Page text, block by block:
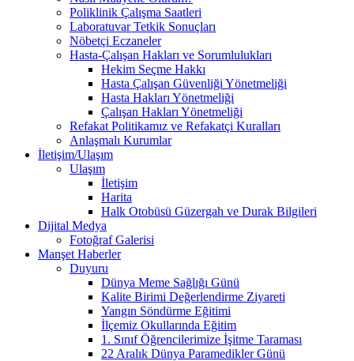
Poliklinik Çalışma Saatleri
Laboratuvar Tetkik Sonuçları
Nöbetçi Eczaneler
Hasta-Çalışan Hakları ve Sorumlulukları
Hekim Seçme Hakkı
Hasta Çalışan Güvenliği Yönetmeliği
Hasta Hakları Yönetmeliği
Çalışan Hakları Yönetmeliği
Refakat Politikamız ve Refakatçi Kuralları
Anlaşmalı Kurumlar
İletişim/Ulaşım
Ulaşım
İletişim
Harita
Halk Otobüsü Güzergah ve Durak Bilgileri
Dijital Medya
Fotoğraf Galerisi
Manşet Haberler
Duyuru
Dünya Meme Sağlığı Günü
Kalite Birimi Değerlendirme Ziyareti
Yangın Söndürme Eğitimi
İlçemiz Okullarında Eğitim
1. Sınıf Öğrencilerimize İşitme Taraması
22 Aralık Dünya Paramedikler Günü